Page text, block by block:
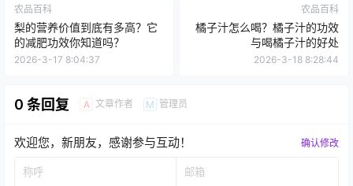
农品百科
梨的营养价值到底有多高？它
的减肥功效你知道吗？
2026-3-17 8:04:37
农品百科
橘子汁怎么喝？橘子汁的功效
与喝橘子汁的好处
2026-3-18 8:28:44
0 条回复 A 文章作者 M 管理员
欢迎您，新朋友，感谢参与互动！ 确认修改